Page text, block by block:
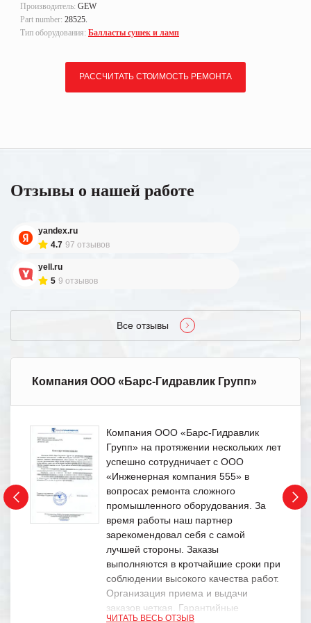
Производитель: GEW
Part number: 28525.
Тип оборудования: Балласты сушек и ламп
РАССЧИТАТЬ СТОИМОСТЬ РЕМОНТА
Отзывы о нашей работе
yandex.ru
4.7 97 отзывов
yell.ru
5 9 отзывов
Все отзывы
Компания ООО «Барс-Гидравлик Групп»
Компания ООО «Барс-Гидравлик
Групп» на протяжении нескольких лет
успешно сотрудничает с ООО
«Инженерная компания 555» в
вопросах ремонта сложного
промышленного оборудования. За
время работы наш партнер
зарекомендовал себя с самой
лучшей стороны. Заказы
выполняются в кротчайшие сроки при
соблюдении высокого качества работ.
Организация приема и выдачи
заказов четкая. Гарантийные
ЧИТАТЬ ВЕСЬ ОТЗЫВ